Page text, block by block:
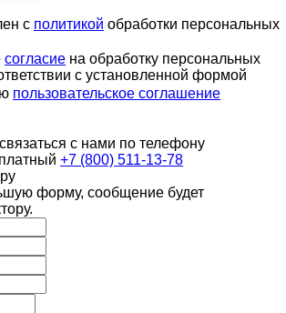
с политикой обработки персональных
согласие на обработку персональных
с установленной формой
пользовательское соглашение
с нами по телефону
+7 (800) 511-13-78
форму, сообщение будет